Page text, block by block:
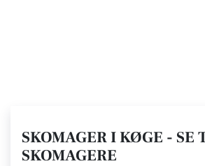
SKOMAGER I KØGE - SE
SKOMAGERE